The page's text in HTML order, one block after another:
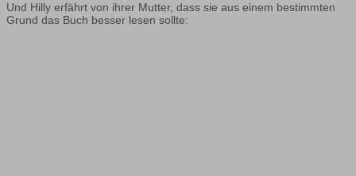
Und Hilly erfährt von ihrer Mutter, dass sie aus einem bestimmten
Grund das Buch besser lesen sollte: